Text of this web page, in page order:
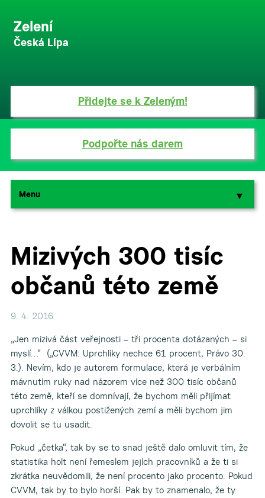
Zelení
Česká Lípa
Přidejte se k Zeleným!
Podpořte nás darem
Menu ▼
▼
Mizivých 300 tisíc
občanů této země
9. 4. 2016
„Jen mizivá část veřejnosti – tři procenta dotázaných – si
myslí…“ („CVVM: Uprchlíky nechce 61 procent, Právo 30.
3.). Nevím, kdo je autorem formulace, která je verbálním
mávnutím ruky nad názorem více než 300 tisíc občanů
této země, kteří se domnívají, že bychom měli přijímat
uprchlíky z válkou postižených zemí a měli bychom jim
dovolit se tu usadit.
Pokud „četka“, tak by se to snad ještě dalo omluvit tím, že
statistika holt není řemeslem jejích pracovníků a že ti si
zkrátka neuvědomili, že není procento jako procento. Pokud
CVVM, tak by to bylo horší. Pak by to znamenalo, že ty